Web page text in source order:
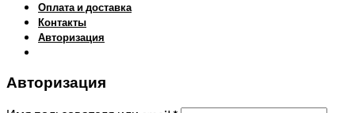
Оплата и доставка
Контакты
Авторизация
Авторизация